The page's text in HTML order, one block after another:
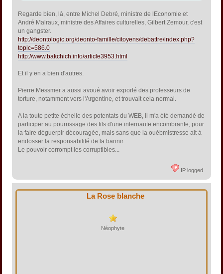
Regarde bien, là, entre Michel Debré, ministre de lEconomie et
André Malraux, ministre des Affaires culturelles, Gilbert Zemour, c'est
un gangster.
http://deontologic.org/deonto-famille/citoyens/debattre/index.php?
topic=586.0
http://www.bakchich.info/article3953.html
Et il y en a bien d'autres.
Pierre Messmer a aussi avoué avoir exporté des professeurs de
torture, notamment vers l'Argentine, et trouvait cela normal.
A la toute petite échelle des potentats du WEB, il m'a été demandé de
participer au pourrissage des fils d'une internaute encombrante, pour
la faire déguerpir découragée, mais sans que la ouèbmistresse ait à
endosser la responsabilité de la bannir.
Le pouvoir corrompt les corruptibles...
IP logged
La Rose blanche
Néophyte